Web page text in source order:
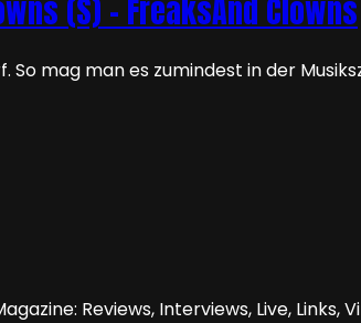
(S) – FreaksAnd Clowns
So mag man es zumindest in der
Reviews, Interviews, Live, Links,